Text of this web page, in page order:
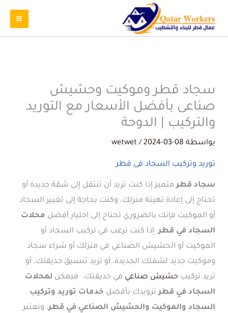
سجاد قطر وموكيت وحشيش
صناعى بأفضل الأسعار مع التوريد
والتركيب | الدوحة
بواسطة wetwet/ 2024-03-08
توريد وتركيب السجاد فى قطر
سجاد قطرمتميز إذا كنت تريد أن تنتقل إلى شقة جديدة أو
تحتاج إلى إعادة تهيئة منزلك، وكنت بحاجة إلى تغيير السجاد
أو الموكيت فإنك بالضروري تحتاج إلى اختيار أفضل محلات
السجاد في قطر. إذا كنت ترغب في تركيب السجاد أو
الموكيت أو الحشيش الصناعي في منزلك أو شراء سجاد
وموكيت جديد لشقتك الجديدة، أو تريد تنسيق حديقتك، أو
تريد تركيبحشيش صناعي في حديقتك، فيمكن لمحلات
السجاد في قطرتزويدك بأفضل خدمات توريد وتركيب
السجاد والموكيت والحشيش الصناعي في قطر، ونعتبر